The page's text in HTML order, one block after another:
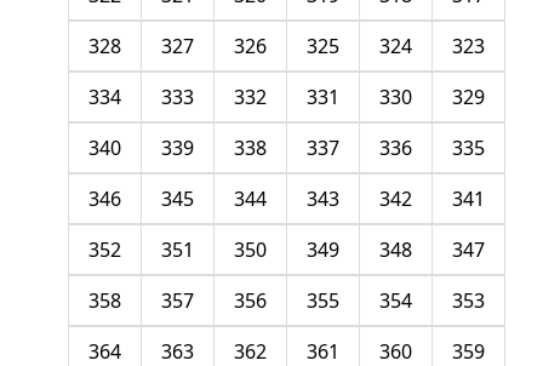
323
324
325
326
327
328
329
330
331
332
333
334
335
336
337
338
339
340
341
342
343
344
345
346
347
348
349
350
351
352
353
354
355
356
357
358
359
360
361
362
363
364